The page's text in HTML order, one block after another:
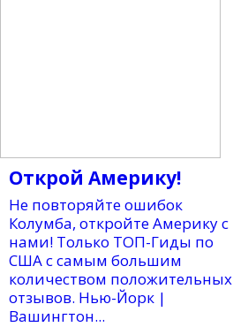
Открой Америку!
Не повторяйте ошибок
Колумба, откройте Америку с
нами! Только ТОП-Гиды по
США с самым большим
количеством положительных
отзывов. Нью-Йорк |
Вашингтон...